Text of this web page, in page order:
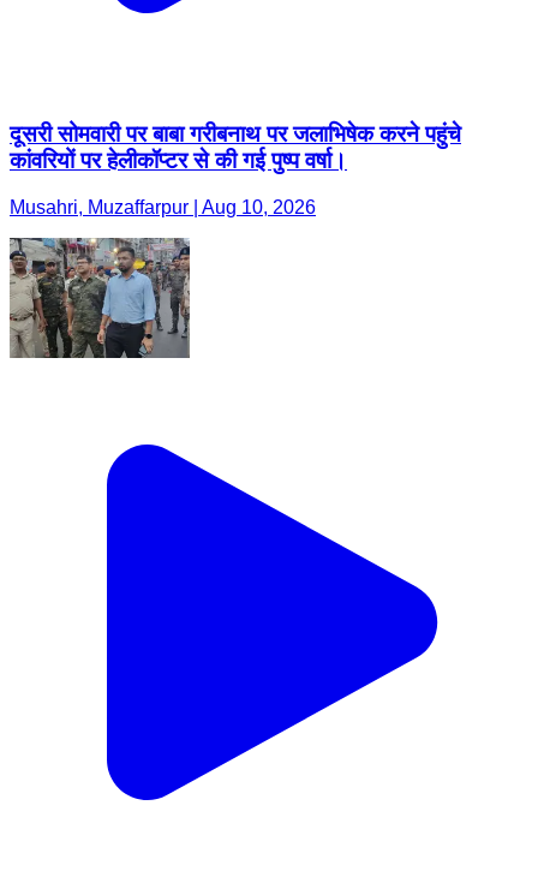
दूसरी सोमवारी पर बाबा गरीबनाथ पर जलाभिषेक करने पहुंचे
कांवरियों पर हेलीकॉप्टर से की गई पुष्प वर्षा।
Musahri, Muzaffarpur | Aug 10, 2026